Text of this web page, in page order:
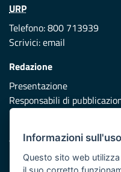
URP
Telefono: 800 713939
Scrivici:email
Redazione
Presentazione
Responsabili di
Vai al sito di Protezione
Iniziativa finanziata con
Informazioni
Questo sito web
il suo corretto